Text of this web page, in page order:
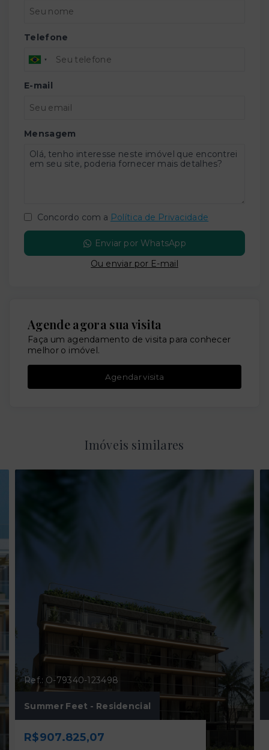
Telefone
E-mail
Mensagem
Concordo com a Política de Privacidade
Enviar por WhatsApp
Ou enviar por E-mail
Agende agora sua visita
Faça um agendamento de visita para conhecer
melhor o imóvel.
Agendar visita
Imóveis similares
Ref.: O-79340-123498
Summer Feet - Residencial
R$907.825,07